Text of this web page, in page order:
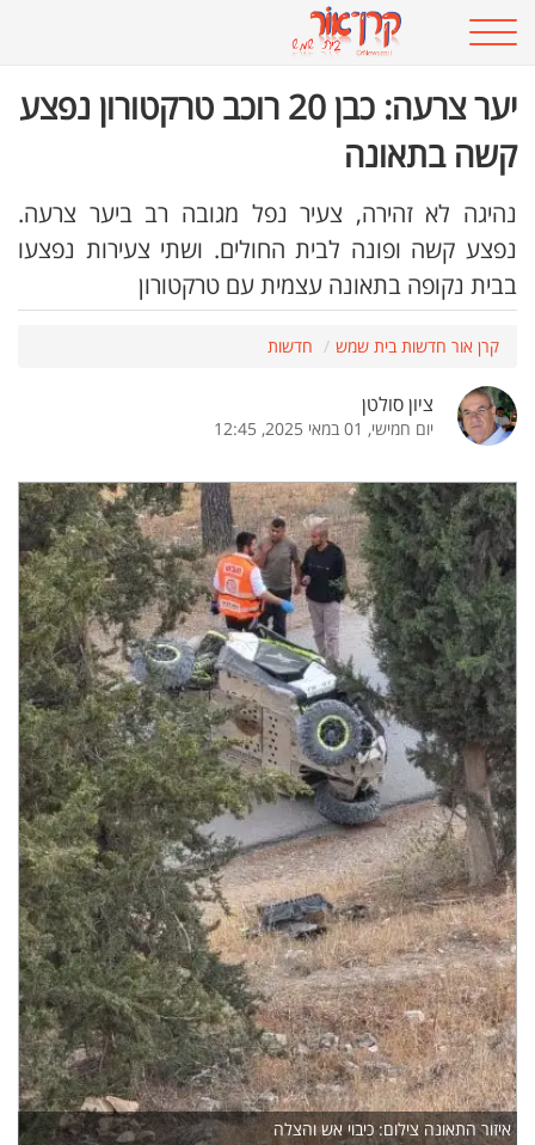
יער צרעה: כבן 20 רוכב טרקטורון נפצע
קשה בתאונה
נהיגה לא זהירה, צעיר נפל מגובה רב ביער צרעה.
נפצע קשה ופונה לבית החולים. ושתי צעירות נפצעו
בבית נקופה בתאונה עצמית עם טרקטורון
קרן אור חדשות בית שמש חדשות
ציון סולטן
יום חמישי, 01 במאי 2025, 12:45
איזור התאונה צילום: כיבוי אש והצלה